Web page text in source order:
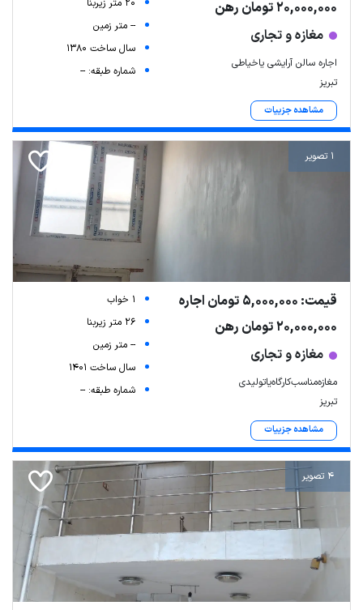
20,000,000 تومان رهن
مغازه و تجاری
اجاره سالن آرایشی یاخیاطی
تبریز
مشاهده جزییات
-- متر زمین
سال ساخت 1380
شماره طبقه: --
1 تصویر
قیمت: 5,000,000 تومان اجاره
20,000,000 تومان رهن
مغازه و تجاری
مغازه‌مناسب‌کارگاه‌یا‌تولیدی
تبریز
مشاهده جزییات
1 خواب
26 متر زیربنا
-- متر زمین
سال ساخت 1401
شماره طبقه: --
4 تصویر